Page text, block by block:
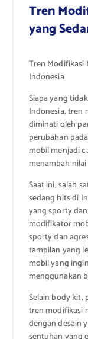
Tren
yang
Tren Modifikasi
Indonesia
Siapa yang
Indonesia, tren
diminati oleh
perubahan
mobil menjadi
menambah
Saat ini, salah
sedang hits di
yang sporty
modifikator
sporty dan
tampilan yang
mobil yang
menggunakan
Selain body kit,
tren modifikasi
dengan desain